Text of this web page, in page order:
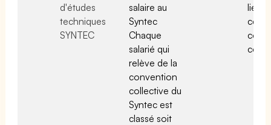
d'études
techniques
SYNTEC
salaire au
Syntec
Chaque
salarié qui
relève de la
convention
collective du
Syntec est
classé soit
liées
cette